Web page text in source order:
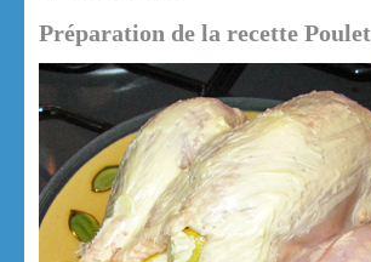
Préparation de la recette